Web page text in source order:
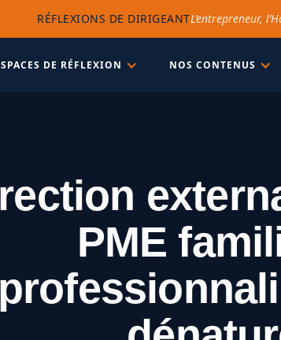
RÉFLEXIONS DE DIRIGEANTL’entrepreneur,
DE RÉFLEXION NOS CONTENUS
PME